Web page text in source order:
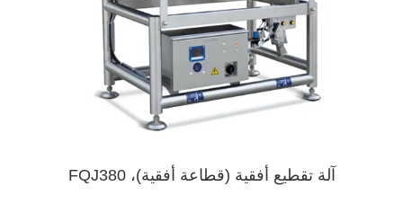
آلة تقطيع أفقية (قطاعة أفقية)، FQJ380